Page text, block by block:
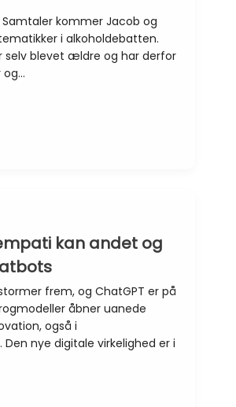
kommer Jacob og
i alkoholdebatten.
selv blevet ældre og har derfor
og…
kan andet og
frem, og ChatGPT er på
åbner uanede
også i
nye digitale virkelighed er i